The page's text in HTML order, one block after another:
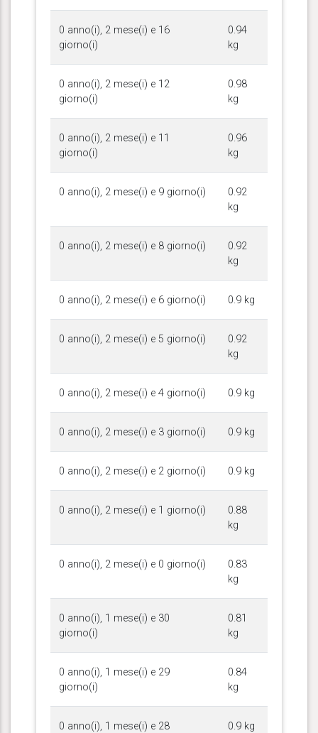
0 anno(i), 2 mese(i) e 16
giorno(i)
0.94
kg
0 anno(i), 2 mese(i) e 12
giorno(i)
0.98
kg
0 anno(i), 2 mese(i) e 11
giorno(i)
0.96
kg
0 anno(i), 2 mese(i) e 9 giorno(i)
0.92
kg
0 anno(i), 2 mese(i) e 8 giorno(i)
0.92
kg
0 anno(i), 2 mese(i) e 6 giorno(i) 0.9 kg
0 anno(i), 2 mese(i) e 5 giorno(i)
0.92
kg
0 anno(i), 2 mese(i) e 4 giorno(i) 0.9 kg
0 anno(i), 2 mese(i) e 3 giorno(i) 0.9 kg
0 anno(i), 2 mese(i) e 2 giorno(i) 0.9 kg
0 anno(i), 2 mese(i) e 1 giorno(i)
0.88
kg
0 anno(i), 2 mese(i) e 0 giorno(i)
0.83
kg
0 anno(i), 1 mese(i) e 30
giorno(i)
0.81
kg
0 anno(i), 1 mese(i) e 29
giorno(i)
0.84
kg
0 anno(i), 1 mese(i) e 28
0.9 kg